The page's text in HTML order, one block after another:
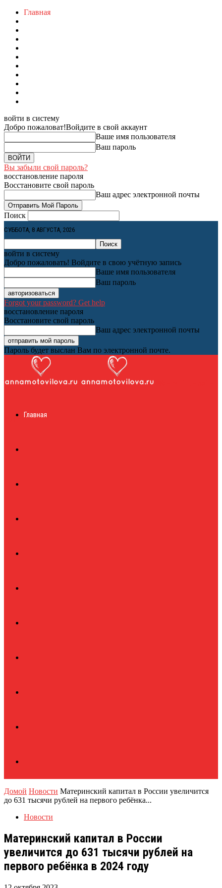
Главная
войти в систему
Добро пожаловат!Войдите в свой аккаунт
Ваше имя пользователя
Ваш пароль
Вы забыли свой пароль?
восстановление пароля
Восстановите свой пароль
Ваш адрес электронной почты
Поиск
СУББОТА, 8 АВГУСТА, 2026
войти в систему
Добро пожаловать! Войдите в свою учётную запись
Ваше имя пользователя
Ваш пароль
Forgot your password? Get help
восстановление пароля
Восстановите свой пароль
Ваш адрес электронной почты
Пароль будет выслан Вам по электронной почте.
журналГлавная
Домой Новости Материнский капитал в России увеличится
до 631 тысячи рублей на первого ребёнка...
Новости
Материнский капитал в России
увеличится до 631 тысячи рублей на
первого ребёнка в 2024 году